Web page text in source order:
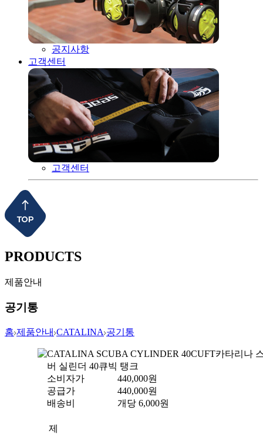
공지사항
고객센터
고객센터
PRODUCTS
제품안내
공기통
홈 제품안내 CATALINA 공기통
CATALINA SCUBA CYLINDER 40CUFT카타리나
버 실린더 40큐빅 탱크
소비자가
440,000원
공급가
440,000원
배송비
개당 6,000원
제